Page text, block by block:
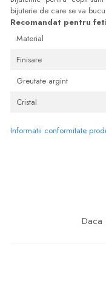
bijuterie de care se va
Recomandat pentru
Material
Finisare
Greutate argint
Cristal
Informatii conformitate
Daca